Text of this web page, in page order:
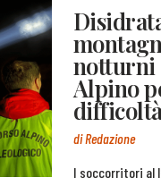
notturni
Alpino
di Redazione
I soccorritori al